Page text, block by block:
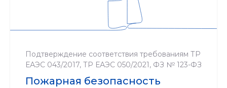
Подтверждение соответствия требованиям ТР
ЕАЭС 043/2017, ТР ЕАЭС 050/2021, ФЗ № 123-ФЗ
Пожарная безопасность